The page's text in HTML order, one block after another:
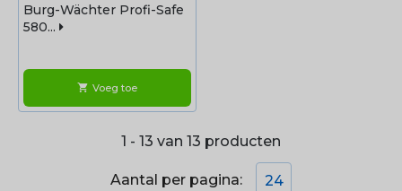
Burg-Wächter Profi-Safe
580...
shopping_cart Voeg toe
1 - 13 van 13 producten
Aantal per pagina: 24